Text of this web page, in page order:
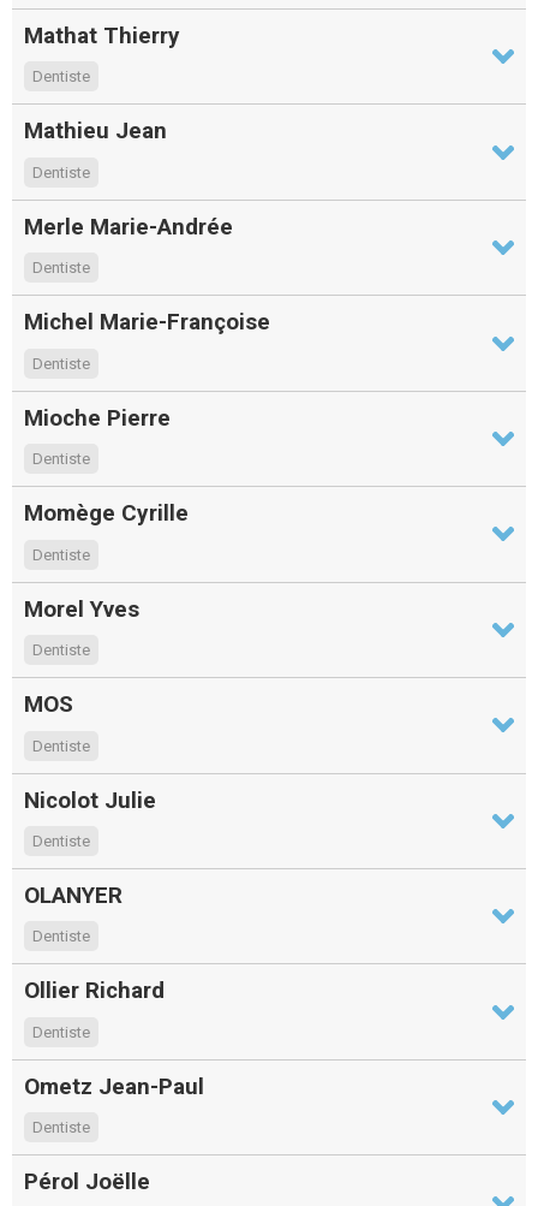
Mathat Thierry
Dentiste
Mathieu Jean
Dentiste
Merle Marie-Andrée
Dentiste
Michel Marie-Françoise
Dentiste
Mioche Pierre
Dentiste
Momège Cyrille
Dentiste
Morel Yves
Dentiste
MOS
Dentiste
Nicolot Julie
Dentiste
OLANYER
Dentiste
Ollier Richard
Dentiste
Ometz Jean-Paul
Dentiste
Pérol Joëlle